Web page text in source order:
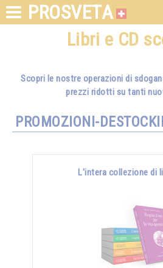
PROSVETA
Libri e CD
Scopri le nostre operazioni di
prezzi ridotti su tanti
PROMOZIONI-
L'intera collezione di